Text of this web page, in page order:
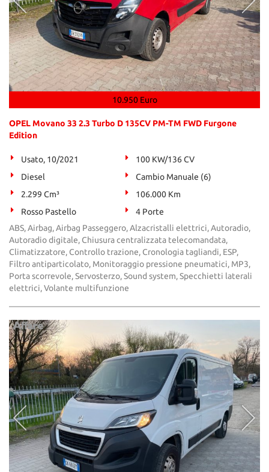
10.950 Euro
OPEL Movano 33 2.3 Turbo D 135CV PM-TM FWD Furgone
Edition
Usato, 10/2021
100 KW/136 CV
Diesel
Cambio Manuale (6)
2.299 Cm³
106.000 Km
Rosso Pastello
4 Porte
ABS, Airbag, Airbag Passeggero, Alzacristalli elettrici, Autoradio,
Autoradio digitale, Chiusura centralizzata telecomandata,
Climatizzatore, Controllo trazione, Cronologia tagliandi, ESP,
Filtro antiparticolato, Monitoraggio pressione pneumatici, MP3,
Porta scorrevole, Servosterzo, Sound system, Specchietti laterali
elettrici, Volante multifunzione